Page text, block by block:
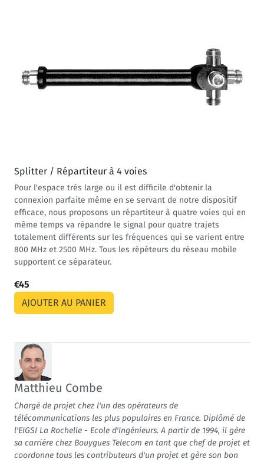
Splitter / Répartiteur à 4 voies
Pour l'espace très large ou il est difficile d'obtenir la
connexion parfaite même en se servant de notre dispositif
efficace, nous proposons un répartiteur à quatre voies qui en
même temps va répandre le signal pour quatre trajets
totalement différents sur les fréquences qui se varient entre
800 MHz et 2500 MHz. Tous les répéteurs du réseau mobile
supportent ce séparateur.
€45
Matthieu Combe
Chargé de projet chez l'un des opérateurs de
télécommunications les plus populaires en France. Diplômé de
l'EIGSI La Rochelle - Ecole d'Ingénieurs. A partir de 1994, il gère
sa carrière chez Bouygues Telecom en tant que chef de projet et
coordonne tous les contributeurs d'un projet et gère son bon